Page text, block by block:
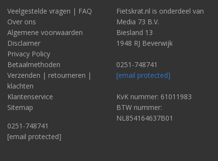
Veelgestelde vragen | FAQ
Over ons
Algemene voorwaarden
Disclaimer
Privacy Policy
Betaalmethoden
Verzenden | retourneren |
klachten
Klantenservice
Sitemap
0251-748741
[email protected]
Fietskrat.nl is onderdeel van
Media 73 B.V.
Biesland 13
1948 RJ Beverwijk
0251-748741
[email protected]
KvK nummer: 61011983
BTW nummer:
NL854164637B01